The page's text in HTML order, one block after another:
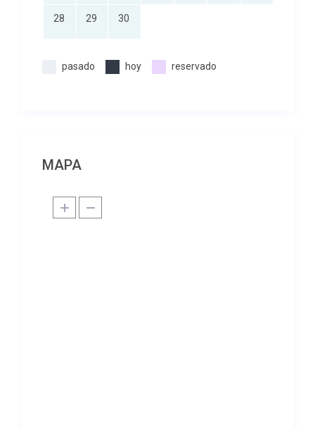
28 29 30
pasado hoy reservado
MAPA